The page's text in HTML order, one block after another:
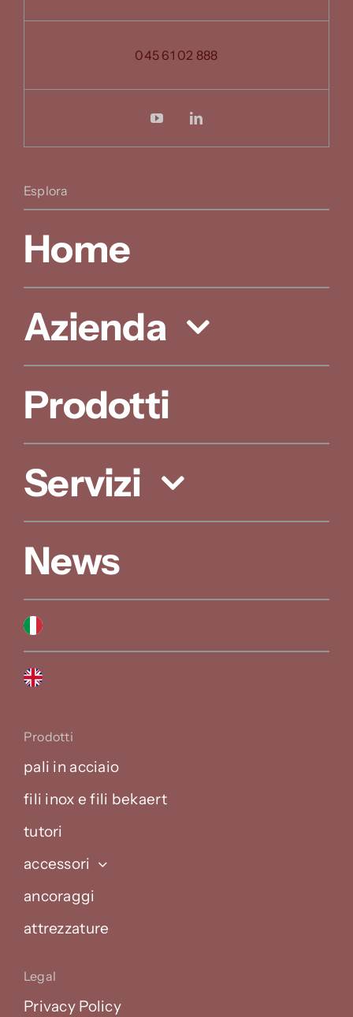
045 61 02 888
Esplora
Home
Azienda
Prodotti
Servizi
News
Prodotti
pali in acciaio
fili inox e fili bekaert
tutori
accessori
ancoraggi
attrezzature
Legal
Privacy Policy